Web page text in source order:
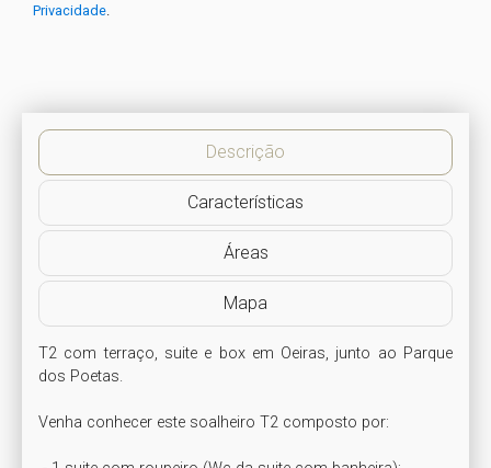
Privacidade
Descrição
Características
Áreas
Mapa
T2 com terraço, suite e box em Oeiras, junto ao Parque
dos Poetas.
Venha conhecer este soalheiro T2 composto por: